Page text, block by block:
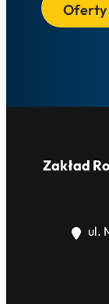
Oferty
Zakład
ul.